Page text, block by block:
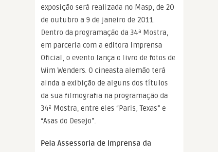
exposição será realizada no Masp, de 20
de outubro a 9 de janeiro de 2011.
Dentro da programação da 34ª Mostra,
em parceria com a editora Imprensa
Oficial, o evento lança o livro de fotos de
Wim Wenders. O cineasta alemão terá
ainda a exibição de alguns dos títulos
da sua filmografia na programação da
34ª Mostra, entre eles “Paris, Texas” e
“Asas do Desejo”.
Pela Assessoria de Imprensa da